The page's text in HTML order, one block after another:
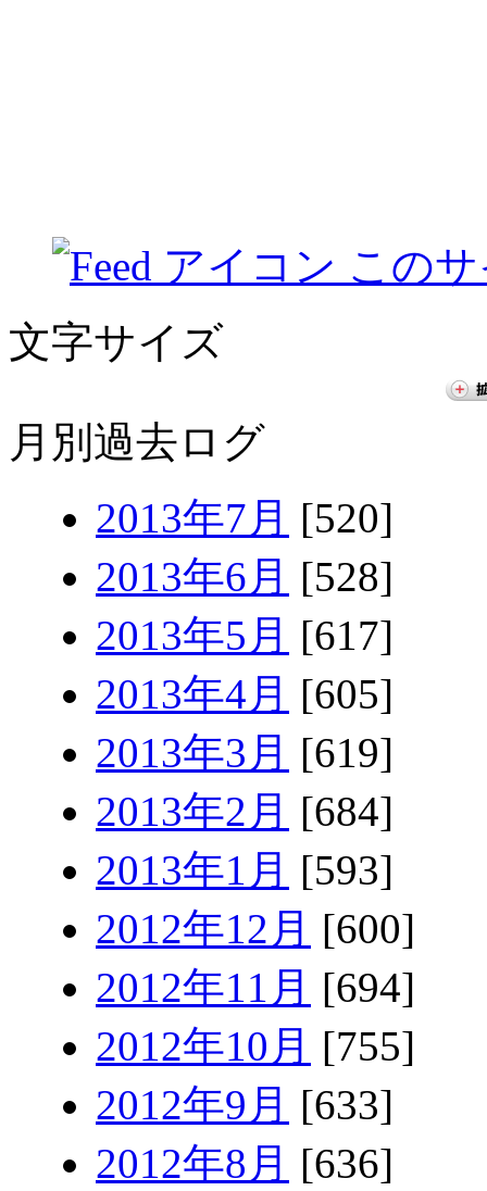
この
文字サイズ
月別過去ログ
2013年7月 [520]
2013年6月 [528]
2013年5月 [617]
2013年4月 [605]
2013年3月 [619]
2013年2月 [684]
2013年1月 [593]
2012年12月 [600]
2012年11月 [694]
2012年10月 [755]
2012年9月 [633]
2012年8月 [636]